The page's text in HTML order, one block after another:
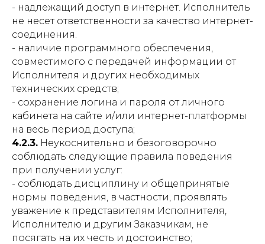
- надлежащий доступ в интернет. Исполнитель
не несет ответственности за качество интернет-
соединения.
- наличие программного обеспечения,
совместимого с передачей информации от
Исполнителя и других необходимых
технических средств;
- сохранение логина и пароля от личного
кабинета на сайте и/или интернет-платформы
на весь период доступа;
4.2.3. Неукоснительно и безоговорочно
соблюдать следующие правила поведения
при получении услуг:
- соблюдать дисциплину и общепринятые
нормы поведения, в частности, проявлять
уважение к представителям Исполнителя,
Исполнителю и другим Заказчикам, не
посягать на их честь и достоинство;